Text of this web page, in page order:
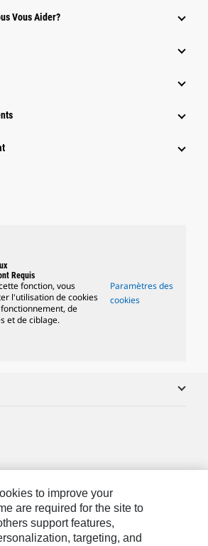
Vous Aider?
Requis
fonction, vous
l'utilisation de cookies
de
et de ciblage.
Paramètres des
cookies
to improve your
are required for the site to
support features,
targeting, and